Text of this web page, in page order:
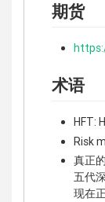
期货
术语
HFT:
Risk
真正
五代
现在